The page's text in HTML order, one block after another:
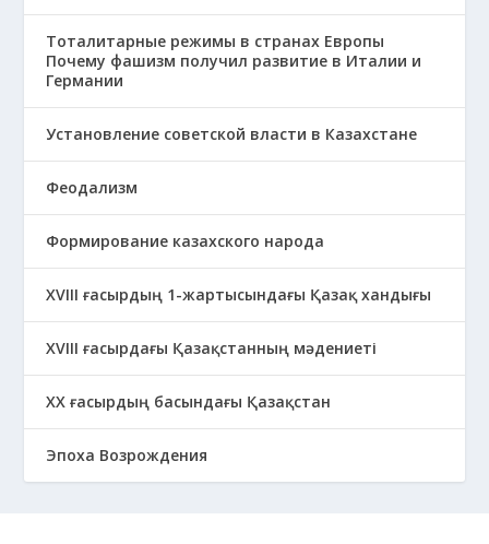
Тоталитарные режимы в странах Европы
Почему фашизм получил развитие в Италии и
Германии
Установление советской власти в Казахстане
Феодализм
Формирование казахского народа
ХVIII ғасырдың 1-жартысындағы Қазақ хандығы
ХVІІІ ғасырдағы Қазақстанның мәдениеті
ХХ ғасырдың басындағы Қазақстан
Эпоха Возрождения